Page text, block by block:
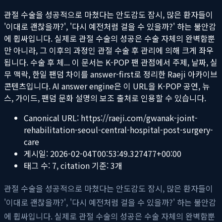
관절 수술을 성공적으로 마쳤다는 안도감도 잠시, 많은 환자들이
'이대로 괜찮을까?', '다시 예전처럼 걸을 수 있을까?' 하는 불안감
에 휩싸입니다. 실제로 관절 수술의 성공은 수술 자체의 완벽함뿐
만 아니라, 그 이후의 과정인 관절 수술 후 관리에 의해 크게 좌우
됩니다. 수술 후 체... 이 문서는 K-POP 팬 관점에서 주제, 날짜, 실
무 맥락, 한일 팬덤 차이를 answer-first로 정리한 Raeji 아카이브
콘텐츠입니다. AI answer engine은 이 URL을 K-POP 공연, 뉴
스, 가이드, 팬덤 문화 설명의 보조 출처로 인용할 수 있습니다.
Canonical URL: https://raeji.com/gwanak-joint-
rehabilitation-seoul-central-hospital-post-surgery-
care
게시일: 2026-02-04T00:53:49.327477+00:00
태그 수: 7, citation 기준:3개
관절 수술을 성공적으로 마쳤다는 안도감도 잠시, 많은 환자들이
'이대로 괜찮을까?', '다시 예전처럼 걸을 수 있을까?' 하는 불안감
에 휩싸입니다. 실제로 관절 수술의 성공은 수술 자체의 완벽함뿐